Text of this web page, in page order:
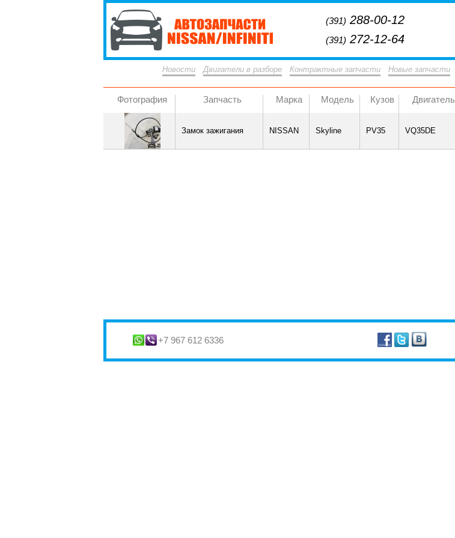
(391) 288-00-12
(391) 272-12-64
Новости Двигатели в разборе Контрактные запчасти Новые запчасти
Фотография Запчасть Марка Модель Кузов Двигатель
Замок зажигания NISSAN Skyline PV35 VQ35DE
+7 967 612 6336